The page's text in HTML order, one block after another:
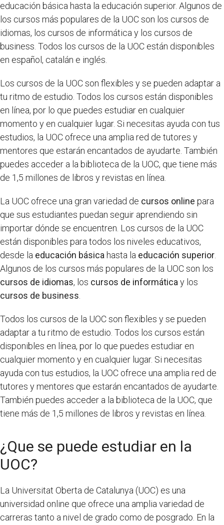
educación básica hasta la educación superior. Algunos de
los cursos más populares de la UOC son los cursos de
idiomas, los cursos de informática y los cursos de
business. Todos los cursos de la UOC están disponibles
en español, catalán e inglés.
Los cursos de la UOC son flexibles y se pueden adaptar a
tu ritmo de estudio. Todos los cursos están disponibles
en línea, por lo que puedes estudiar en cualquier
momento y en cualquier lugar. Si necesitas ayuda con tus
estudios, la UOC ofrece una amplia red de tutores y
mentores que estarán encantados de ayudarte. También
puedes acceder a la biblioteca de la UOC, que tiene más
de 1,5 millones de libros y revistas en línea.
La UOC ofrece una gran variedad de cursos online para
que sus estudiantes puedan seguir aprendiendo sin
importar dónde se encuentren. Los cursos de la UOC
están disponibles para todos los niveles educativos,
desde la educación básica hasta la educación superior
Algunos de los cursos más populares de la UOC son los
cursos de idiomas, los cursos de informática y los
cursos de business
Todos los cursos de la UOC son flexibles y se pueden
adaptar a tu ritmo de estudio. Todos los cursos están
disponibles en línea, por lo que puedes estudiar en
cualquier momento y en cualquier lugar. Si necesitas
ayuda con tus estudios, la UOC ofrece una amplia red de
tutores y mentores que estarán encantados de ayudarte.
También puedes acceder a la biblioteca de la UOC, que
tiene más de 1,5 millones de libros y revistas en línea.
¿Que se puede estudiar en la
UOC?
La Universitat Oberta de Catalunya (UOC) es una
universidad online que ofrece una amplia variedad de
carreras tanto a nivel de grado como de posgrado. En la